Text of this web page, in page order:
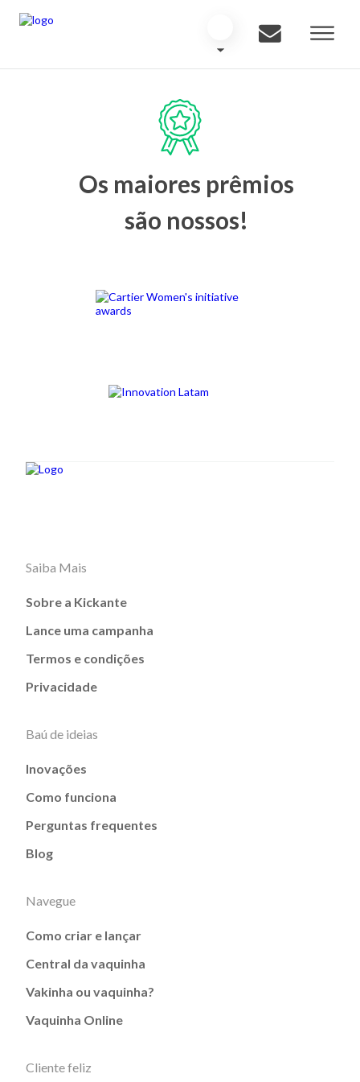
Os maiores prêmios
são nossos!
Saiba Mais
Sobre a Kickante
Lance uma campanha
Termos e condições
Privacidade
Baú de ideias
Inovações
Como funciona
Perguntas frequentes
Blog
Navegue
Como criar e lançar
Central da vaquinha
Vakinha ou vaquinha?
Vaquinha Online
Cliente feliz